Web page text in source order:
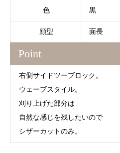
色 黒
顔型 面長
Point
右側サイドツーブロック。
ウェーブスタイル。
刈り上げた部分は
自然な感じを残したいので
シザーカットのみ。